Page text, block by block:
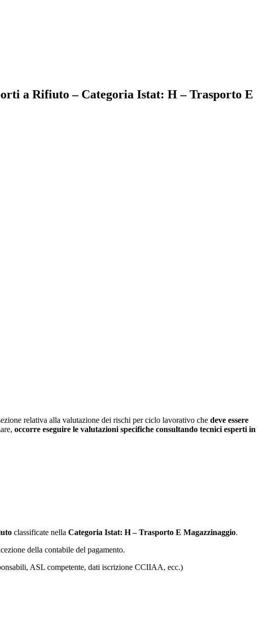
a Rifiuto – Categoria Istat: H – Trasporto E
relativa alla valutazione dei rischi per ciclo lavorativo che deve essere
occorre eseguire le valutazioni specifiche consultando tecnici esperti in
classificate nella Categoria Istat: H – Trasporto E Magazzinaggio.
della contabile del pagamento.
ASL competente, dati iscrizione CCIIAA, ecc.)